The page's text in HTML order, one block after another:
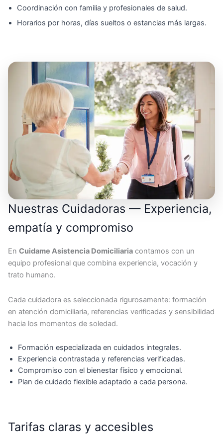
Coordinación con familia y profesionales de salud.
Horarios por horas, días sueltos o estancias más largas.
Nuestras Cuidadoras — Experiencia,
empatía y compromiso
En Cuidame Asistencia Domiciliaria contamos con un
equipo profesional que combina experiencia, vocación y
trato humano.
Cada cuidadora es seleccionada rigurosamente: formación
en atención domiciliaria, referencias verificadas y sensibilidad
hacia los momentos de soledad.
Formación especializada en cuidados integrales.
Experiencia contrastada y referencias verificadas.
Compromiso con el bienestar físico y emocional.
Plan de cuidado flexible adaptado a cada persona.
Tarifas claras y accesibles